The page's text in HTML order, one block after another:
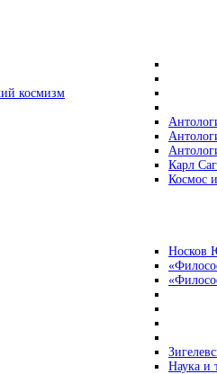
космизм
Карл
Космос
Носков
Наука и